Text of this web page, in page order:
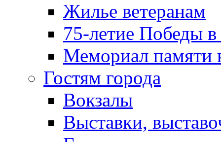
Жилье ветеранам
75-летие Победы
Мемориал памяти
Гостям города
Вокзалы
Выставки,